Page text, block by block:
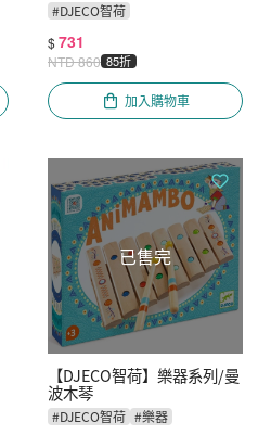
#DJECO智荷
$731
NTD860 85折
加入購物車
已售完
【DJECO智荷】樂器系列/曼
波木琴
#DJECO智荷 #樂器